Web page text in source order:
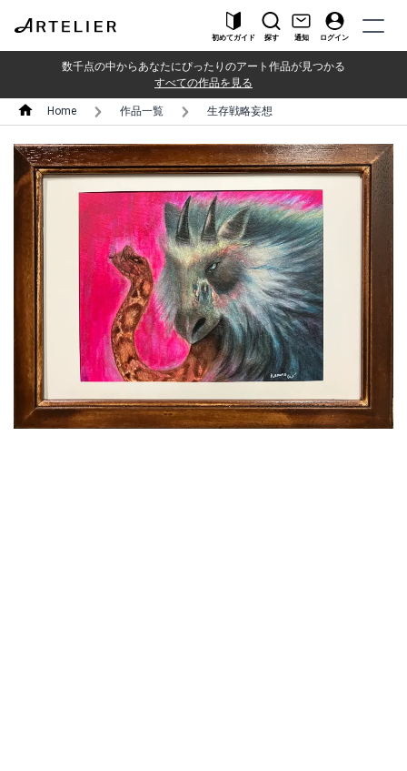
初めてガイド 探す 通知 ログイン
数千点の中からあなたにぴったりのアート作品が見つかる
すべての作品を見る
Home 作品一覧 生存戦略妄想